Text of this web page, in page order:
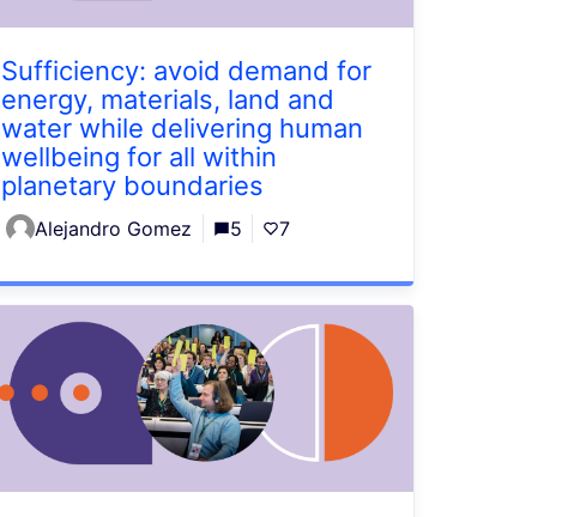
Sufficiency: avoid demand for
energy, materials, land and
water while delivering human
wellbeing for all within
planetary boundaries
Alejandro Gomez 5 7